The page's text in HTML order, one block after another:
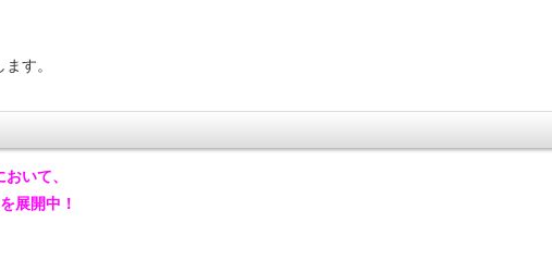
す。
いて、
展開中！